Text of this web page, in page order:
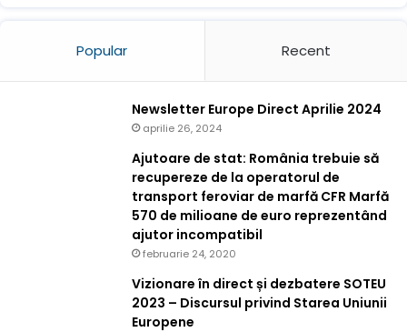
Popular Recent
Newsletter Europe Direct Aprilie 2024
aprilie 26, 2024
Ajutoare de stat: România trebuie să
recupereze de la operatorul de
transport feroviar de marfă CFR Marfă
570 de milioane de euro reprezentând
ajutor incompatibil
februarie 24, 2020
Vizionare în direct și dezbatere SOTEU
2023 – Discursul privind Starea Uniunii
Europene